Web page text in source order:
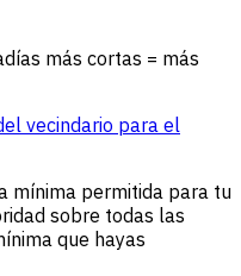
más cortas = más
vecindario para el
mínima permitida para tu
sobre todas las
que hayas